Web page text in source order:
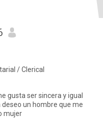
/ Clerical
gusta ser sincera y igual
un hombre que me
mujer